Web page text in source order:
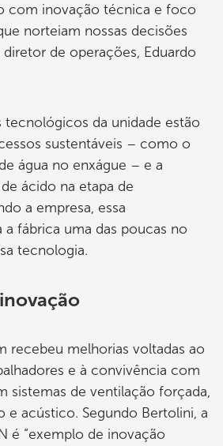
com inovação técnica e foco
norteiam nossas decisões
diretor de operações, Eduardo
tecnológicos da unidade estão
sustentáveis – como o
água no enxágue – e a
ácido na etapa de
a empresa, essa
fábrica uma das poucas no
tecnologia.
recebeu melhorias voltadas ao
e à convivência com
sistemas de ventilação forçada,
e acústico. Segundo Bertolini, a
é “exemplo de inovação